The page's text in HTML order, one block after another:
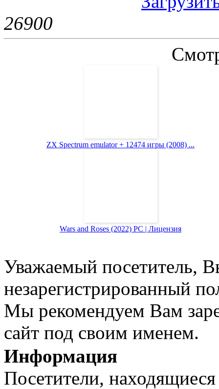
26900
ZX Spectrum emulator + 12474 игры (2008) ...
Wars and Roses (2022) PC | Лицензия
Уважаемый посетитель,
незарегистрированный
Мы рекомендуем Вам
сайт под своим именем.
Информация
Посетители,